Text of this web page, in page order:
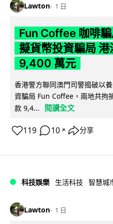
Lawton 1 日
Fun Coffee 咖啡
擬貨幣投資騙局
9,400 萬元
香港警方聯同澳門司警搗破以
資騙局 Fun Coffee，兩地共拘
款 9,4...
閱讀全文
119 10 ↗ 分享
科技娛樂 生活科技 智慧城
Lawton 1 日